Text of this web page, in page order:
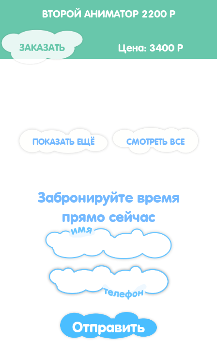
ВТОРОЙ АНИМАТОР 2200 Р
ЗАКАЗАТЬ Цена: 3400 Р
ПОКАЗАТЬ ЕЩЁ СМОТРЕТЬ ВСЕ
Забронируйте время
прямо сейчас
Отправить